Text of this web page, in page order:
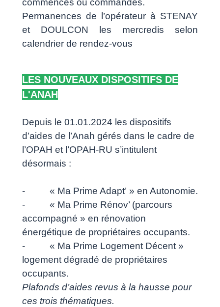
commencés ou commandés.
Permanences de l’opérateur à STENAY
et DOULCON les mercredis selon
calendrier de rendez-vous
LES NOUVEAUX DISPOSITIFS DE
L'ANAH
Depuis le 01.01.2024 les dispositifs
d’aides de l’Anah gérés dans le cadre de
l’OPAH et l’OPAH-RU s’intitulent
désormais :
- « Ma Prime Adapt’ » en Autonomie.
- « Ma Prime Rénov’ (parcours
accompagné » en rénovation
énergétique de propriétaires occupants.
- « Ma Prime Logement Décent »
logement dégradé de propriétaires
occupants.
Plafonds d’aides revus à la hausse pour
ces trois thématiques.